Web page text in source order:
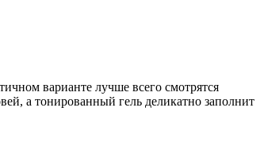
варианте лучше всего смотрятся
а тонированный гель деликатно заполнит